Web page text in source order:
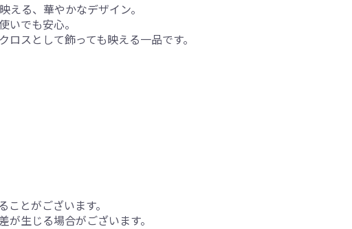
える、華やかなデザイン。
いでも安心。
スとして飾っても映える一品です。
ことがございます。
が生じる場合がございます。